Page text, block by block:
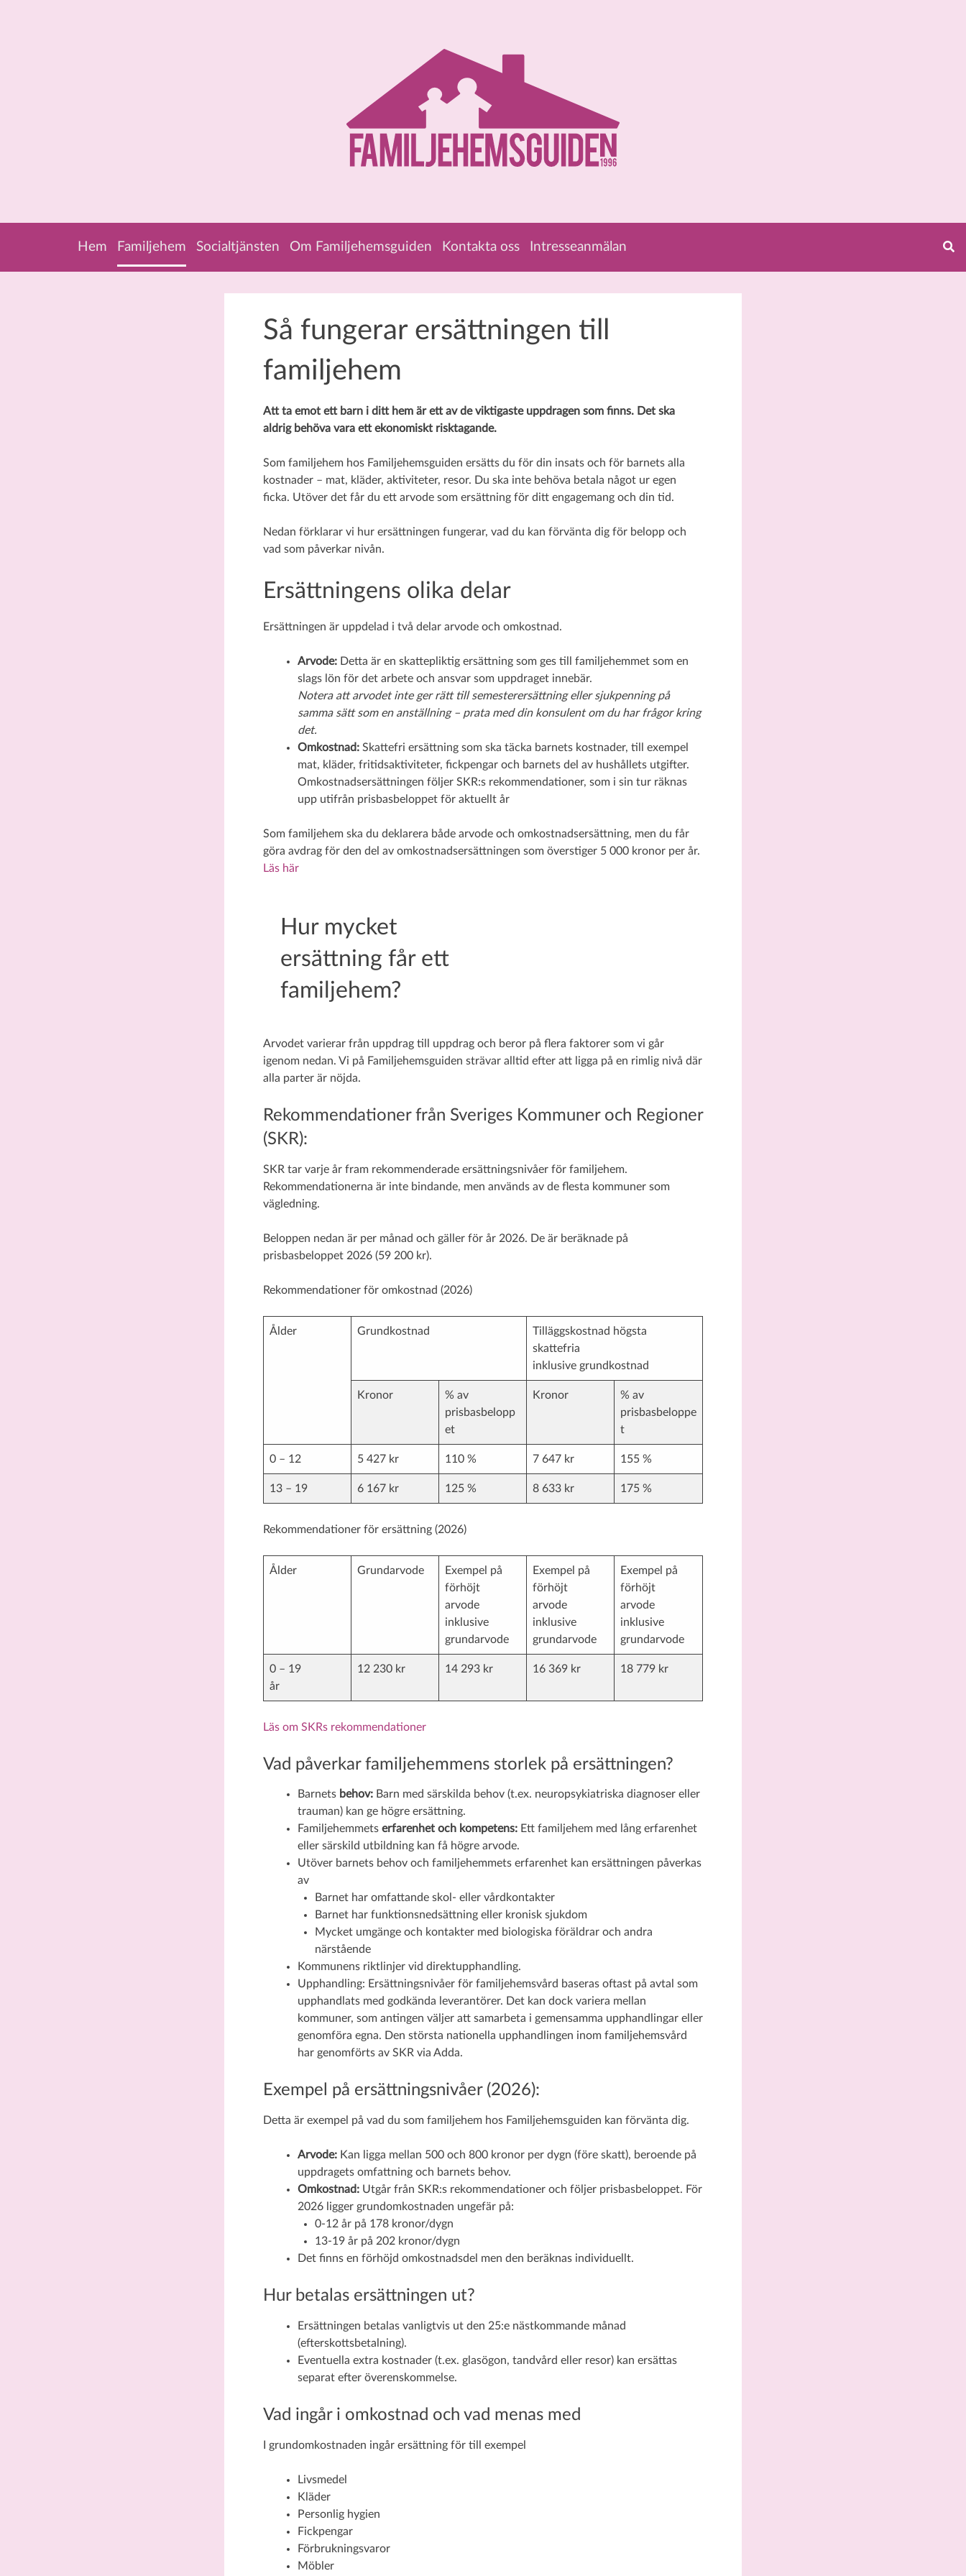
Menu
Skip to contentHem Familjehem Socialtjänsten Om Familjehemsguiden Kontakta oss Intresseanmälan
Så fungerar ersättningen till
familjehem
Att ta emot ett barn i ditt hem är ett av de viktigaste uppdragen som finns. Det ska
aldrig behöva vara ett ekonomiskt risktagande.
Som familjehem hos Familjehemsguiden ersätts du för din insats och för barnets alla
kostnader – mat, kläder, aktiviteter, resor. Du ska inte behöva betala något ur egen
ficka. Utöver det får du ett arvode som ersättning för ditt engagemang och din tid.
Nedan förklarar vi hur ersättningen fungerar, vad du kan förvänta dig för belopp och
vad som påverkar nivån.
Ersättningens olika delar
Ersättningen är uppdelad i två delar arvode och omkostnad.
Arvode:Detta är en skattepliktig ersättning som ges till familjehemmet som en
slags lön för det arbete och ansvar som uppdraget innebär.
Notera att arvodet inte ger rätt till semesterersättning eller sjukpenning på
samma sätt som en anställning – prata med din konsulent om du har frågor kring
det.
Omkostnad:Skattefri ersättning som ska täcka barnets kostnader, till exempel
mat, kläder, fritidsaktiviteter, fickpengar och barnets del av hushållets utgifter.
Omkostnadsersättningen följer SKR:s rekommendationer, som i sin tur räknas
upp utifrån prisbasbeloppet för aktuellt år
Som familjehem ska du deklarera både arvode och omkostnadsersättning, men du får
göra avdrag för den del av omkostnadsersättningen som överstiger 5 000 kronor per år.
Läs här
Hur mycket
ersättning får ett
familjehem?
Arvodet varierar från uppdrag till uppdrag och beror på flera faktorer som vi går
igenom nedan. Vi på Familjehemsguiden strävar alltid efter att ligga på en rimlig nivå där
alla parter är nöjda.
Rekommendationer från Sveriges Kommuner och Regioner
(SKR):
SKR tar varje år fram rekommenderade ersättningsnivåer för familjehem.
Rekommendationerna är inte bindande, men används av de flesta kommuner som
vägledning.
Beloppen nedan är per månad och gäller för år 2026. De är beräknade på
prisbasbeloppet 2026 (59 200 kr).
Rekommendationer för omkostnad (2026)
Ålder Grundkostnad
Tilläggskostnad högsta
skattefria
inklusive grundkostnad
Kronor
% av
prisbasbelopp
et
Kronor
% av
prisbasbeloppe
t
0 – 12 5 427 kr 110 % 7 647 kr 155 %
13 – 19 6 167 kr 125 % 8 633 kr 175 %
Rekommendationer för ersättning (2026)
Ålder Grundarvode
Exempel på
förhöjt
arvode
inklusive
grundarvode
Exempel på
förhöjt
arvode
inklusive
grundarvode
Exempel på
förhöjt
arvode
inklusive
grundarvode
0 – 19
år
12 230 kr 14 293 kr 16 369 kr 18 779 kr
Läs om SKRs rekommendationer
Vad påverkar familjehemmens storlek på ersättningen?
Barnets behov:Barn med särskilda behov (t.ex. neuropsykiatriska diagnoser eller
trauman) kan ge högre ersättning.
Familjehemmets erfarenhet och kompetens:Ett familjehem med lång erfarenhet
eller särskild utbildning kan få högre arvode.
Utöver barnets behov och familjehemmets erfarenhet kan ersättningen påverkas
av
Barnet har omfattande skol- eller vårdkontakter
Barnet har funktionsnedsättning eller kronisk sjukdom
Mycket umgänge och kontakter med biologiska föräldrar och andra
närstående
Kommunens riktlinjer vid direktupphandling.
Upphandling: Ersättningsnivåer för familjehemsvård baseras oftast på avtal som
upphandlats med godkända leverantörer. Det kan dock variera mellan
kommuner, som antingen väljer att samarbeta i gemensamma upphandlingar eller
genomföra egna. Den största nationella upphandlingen inom familjehemsvård
har genomförts av SKR via Adda.
Exempel på ersättningsnivåer (2026):
Detta är exempel på vad du som familjehem hos Familjehemsguiden kan förvänta dig.
Arvode:Kan ligga mellan 500 och 800 kronor per dygn (före skatt), beroende på
uppdragets omfattning och barnets behov.
Omkostnad:Utgår från SKR:s rekommendationer och följer prisbasbeloppet. För
2026 ligger grundomkostnaden ungefär på:
0-12 år på 178 kronor/dygn
13-19 år på 202 kronor/dygn
Det finns en förhöjd omkostnadsdel men den beräknas individuellt.
Hur betalas ersättningen ut?
Ersättningen betalas vanligtvis ut den 25:e nästkommande månad
(efterskottsbetalning).
Eventuella extra kostnader (t.ex. glasögon, tandvård eller resor) kan ersättas
separat efter överenskommelse.
Vad ingår i omkostnad och vad menas med
I grundomkostnaden ingår ersättning för till exempel
Livsmedel
Kläder
Personlig hygien
Fickpengar
Förbrukningsvaror
Möbler